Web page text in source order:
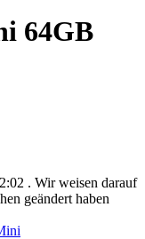
64GB
. Wir weisen darauf
geändert haben